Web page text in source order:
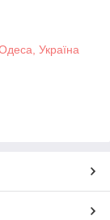
Україна